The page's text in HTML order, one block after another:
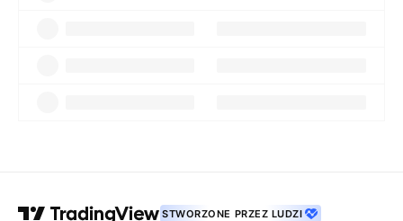
STWORZONE PRZEZ LUDZI